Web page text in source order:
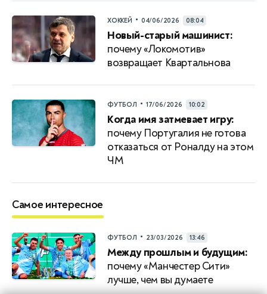
ХОККЕЙ • 04/06/2026 08:04
Новый-старый машинист:
почему «Локомотив»
возвращает Квартальнова
ФУТБОЛ • 17/06/2026 10:02
Когда имя затмевает игру:
почему Португалия не готова
отказаться от Роналду на этом
ЧМ
Самое интересное
ФУТБОЛ • 23/03/2026 13:46
Между прошлым и будущим:
почему «Манчестер Сити»
лучше, чем вы думаете